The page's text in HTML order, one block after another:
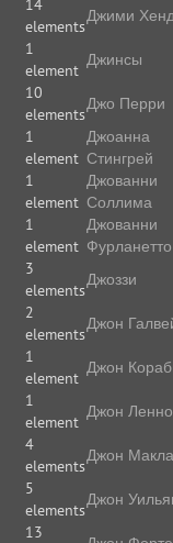
14
elements
1
element
10
elements
1
element
1
element
1
element
3
elements
2
elements
1
element
1
element
4
elements
5
elements
13
Джими
Джинсы
Джо Перри
Джоанна
Стингрей
Джованни
Соллима
Джованни
Фурланетто
Джоззи
Джон
Джон
Джон
Джон
Джон